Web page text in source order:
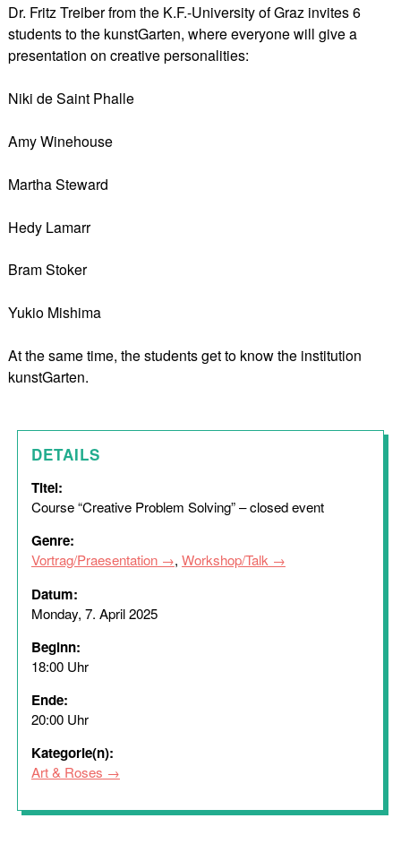
Dr. Fritz Treiber from the K.F.-University of Graz invites 6
students to the kunstGarten, where everyone will give a
presentation on creative personalities:
Niki de Saint Phalle
Amy Winehouse
Martha Steward
Hedy Lamarr
Bram Stoker
Yukio Mishima
At the same time, the students get to know the institution
kunstGarten.
DETAILS
Titel:
Course “Creative Problem Solving” – closed event
Genre:
Vortrag/Praesentation , Workshop/Talk
Datum:
Monday, 7. April 2025
Beginn:
18:00 Uhr
Ende:
20:00 Uhr
Kategorie(n):
Art & Roses